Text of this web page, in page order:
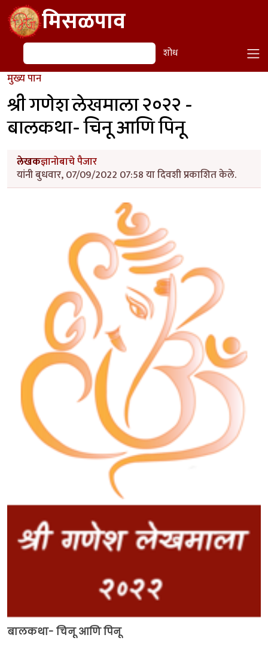
Skip to main contentमिसळपाव
शोध शोध
मुख्य पान
श्री गणेश लेखमाला २०२२ -
बालकथा- चिनू आणि पिनू
लेखकज्ञानोबाचे पैजार
यांनी बुधवार, 07/09/2022 07:58 या दिवशी प्रकाशित केले.
बालकथा- चिनू आणि पिनू